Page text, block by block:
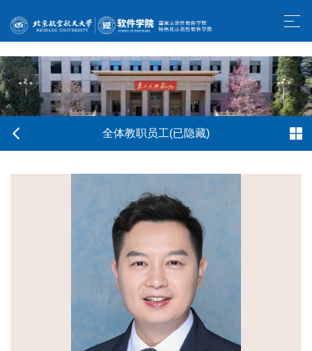
全体教职员工(已隐藏)